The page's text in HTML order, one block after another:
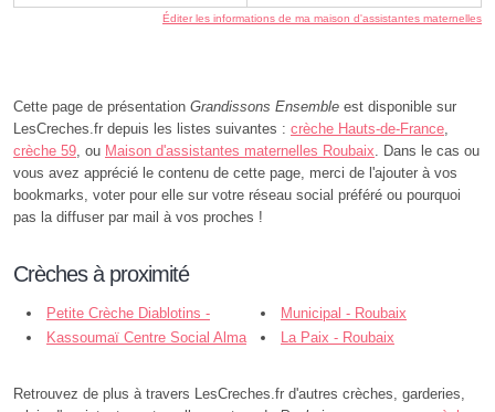
Éditer les informations de ma maison d'assistantes maternelles
Cette page de présentation Grandissons Ensemble est disponible sur
LesCreches.fr depuis les listes suivantes : crèche Hauts-de-France,
crèche 59, ou Maison d'assistantes maternelles Roubaix. Dans le cas ou
vous avez apprécié le contenu de cette page, merci de l'ajouter à vos
bookmarks, voter pour elle sur votre réseau social préféré ou pourquoi
pas la diffuser par mail à vos proches !
Crèches à proximité
Petite Crèche Diablotins -
Roubaix
Municipal - Roubaix
Kassoumaï Centre Social Alma
La Paix - Roubaix
Retrouvez de plus à travers LesCreches.fr d'autres crèches, garderies,